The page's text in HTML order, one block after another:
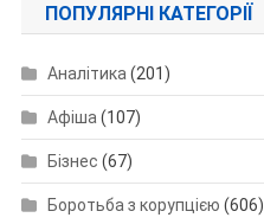
ПОПУЛЯРНІ КАТЕГОРІЇ
Аналітика (201)
Афіша (107)
Бізнес (67)
Боротьба з корупцією (606)